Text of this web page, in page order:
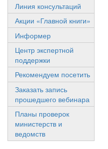
Линия консультаций
Акции «Главной книги»
Информер
Центр экспертной
поддержки
Рекомендуем посетить
Заказать запись
прошедшего вебинара
Планы проверок
министерств и
ведомств